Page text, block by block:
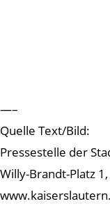
—–
Quelle Text/Bild:
Pressestelle der
Willy-Brandt-Platz